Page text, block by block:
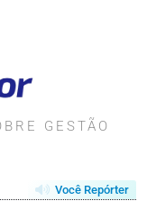
GESTÃO
Você Repórter